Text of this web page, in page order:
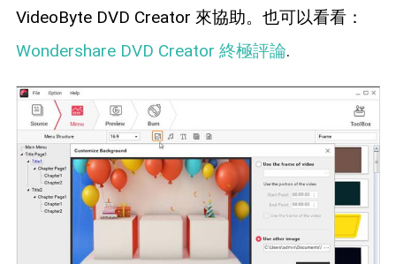
VideoByte DVD Creator 來協助。也可以看看：
Wondershare DVD Creator 終極評論.